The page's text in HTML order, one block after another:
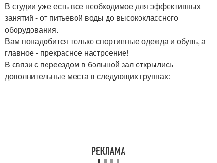
В студии уже есть все необходимое для эффективных
занятий - от питьевой воды до высококлассного
оборудования.
Вам понадобится только спортивные одежда и обувь, а
главное - прекрасное настроение!
В связи с переездом в большой зал открылись
дополнительные места в следующих группах: